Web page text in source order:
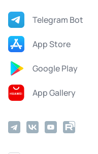
Telegram Bot
App Store
Google Play
App Gallery